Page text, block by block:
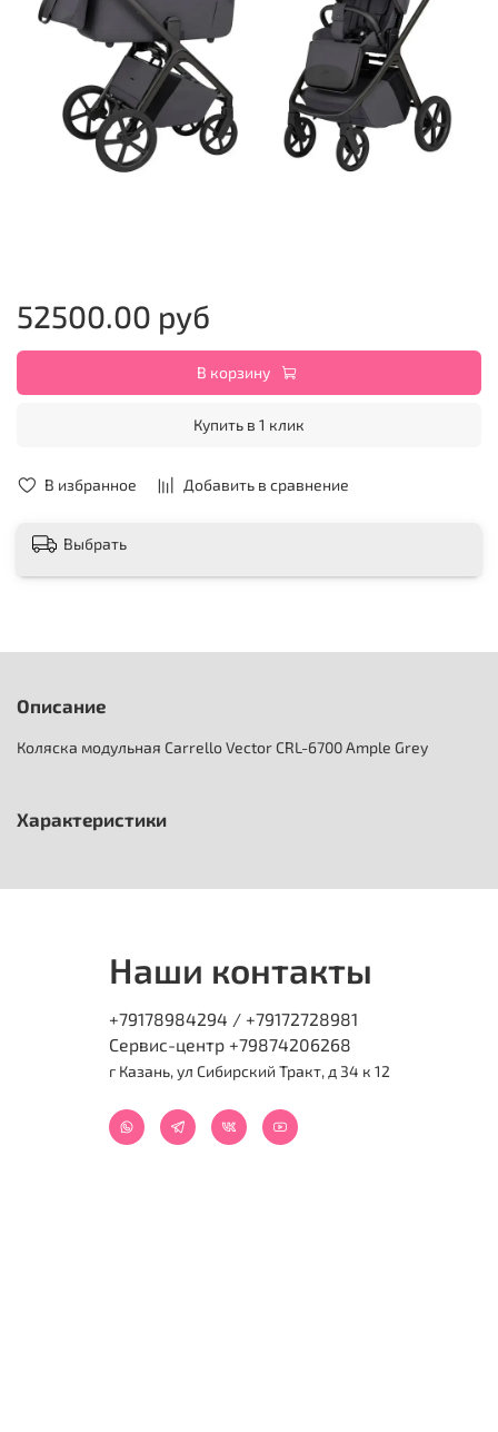
В избранное Добавить в сравнение
52500.00 руб
В корзину
Купить в 1 клик
Выбрать
Описание
Коляска модульная Carrello Vector CRL-6700 Ample Grey
Характеристики
Наши контакты
+79178984294 / +79172728981
Сервис-центр +79874206268
г Казань, ул Сибирский Тракт, д 34 к 12